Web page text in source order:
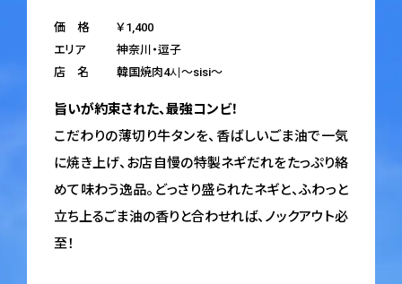
価 格
￥1,400
エリア
神奈川・逗子
店 名
韓国焼肉4시〜sisi〜
旨いが約束された、最強コンビ！
こだわりの薄切り牛タンを、香ばしいごま油で一気
に焼き上げ、お店自慢の特製ネギだれをたっぷり絡
めて味わう逸品。どっさり盛られたネギと、ふわっと
立ち上るごま油の香りと合わせれば、ノックアウト必
至！